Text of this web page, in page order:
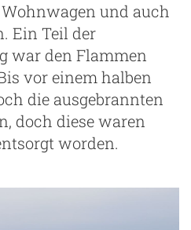
und auch
Ein Teil der
war den Flammen
vor einem halben
die ausgebrannten
doch diese waren
worden.